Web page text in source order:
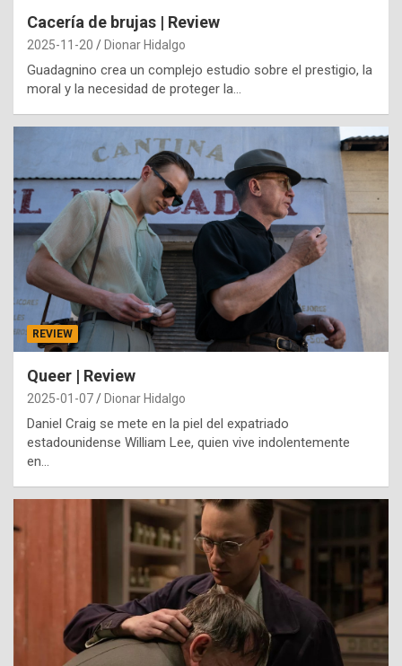
Cacería de brujas | Review
2025-11-20 Dionar Hidalgo
Guadagnino crea un complejo estudio sobre el prestigio, la
moral y la necesidad de proteger la…
REVIEW
Queer | Review
2025-01-07 Dionar Hidalgo
Daniel Craig se mete en la piel del expatriado
estadounidense William Lee, quien vive indolentemente
en…